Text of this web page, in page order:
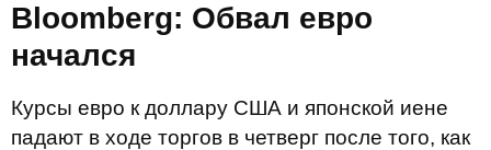
Bloomberg: Обвал евро
начался
Курсы евро к доллару США и японской иене
падают в ходе торгов в четверг после того, как